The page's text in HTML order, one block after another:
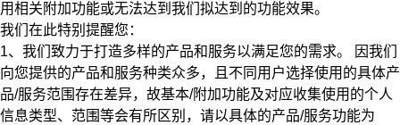
用相关附加功能或无法达到我们拟达到的功能效果。
我们在此特别提醒您：
1、我们致力于打造多样的产品和服务以满足您的需求。
因我们
向您提供的产品和服务种类众多，且不同用户选择使用的具体产
品/服务范围存在差异，故基本/附加功能及对应收集使用的个人
信息类型、范围等会有所区别，请以具体的产品/服务功能为